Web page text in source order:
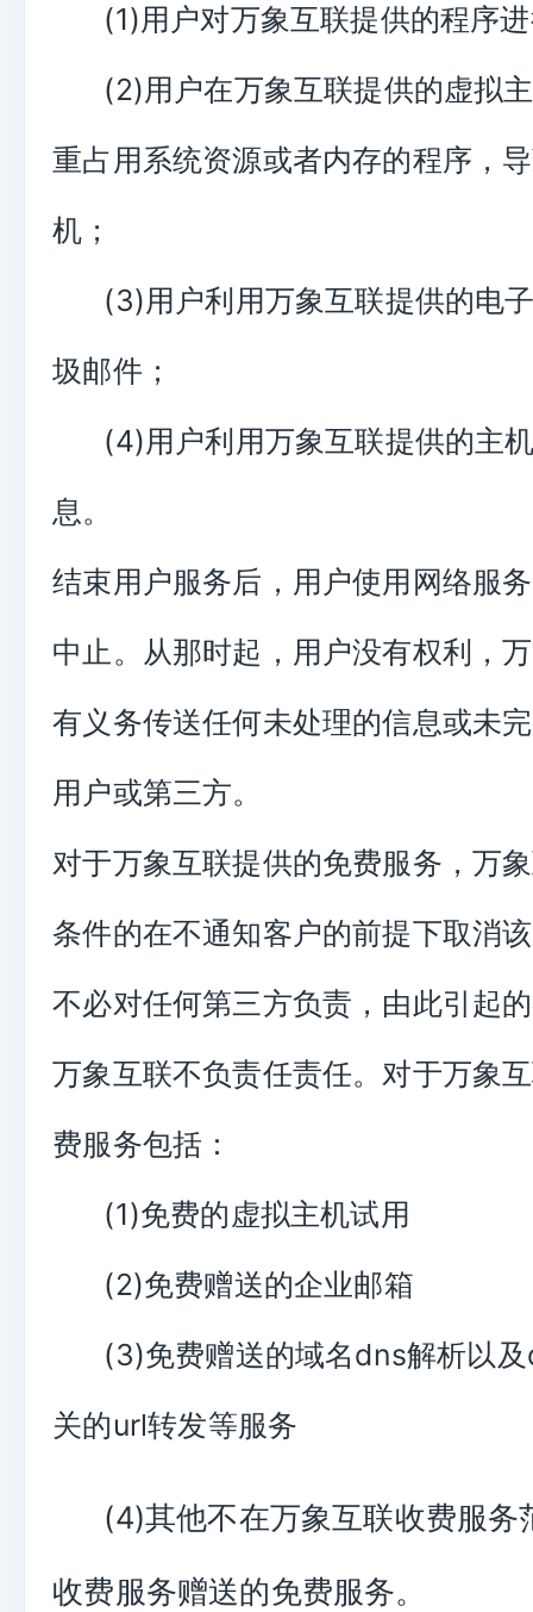
(1)用户对万象互联提供的程序进
(2)用户在万象互联提供的虚拟
重占用系统资源或者内存的程序，
机；
(3)用户利用万象互联提供的电
圾邮件；
(4)用户利用万象互联提供的主
息。
结束用户服务后，用户使用网络服
中止。从那时起，用户没有权利，
有义务传送任何未处理的信息或未
用户或第三方。
对于万象互联提供的免费服务，万
条件的在不通知客户的前提下取消
不必对任何第三方负责，由此引起
万象互联不负责任责任。对于万象
费服务包括：
(1)免费的虚拟主机试用
(2)免费赠送的企业邮箱
(3)免费赠送的域名dns解析以及
关的url转发等服务
(4)其他不在万象互联收费服务
收费服务赠送的免费服务。